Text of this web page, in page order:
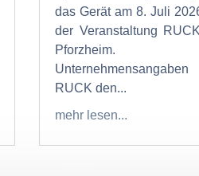
das Gerät am 8. Juli
der Veranstaltung
RUCK den...
mehr lesen...